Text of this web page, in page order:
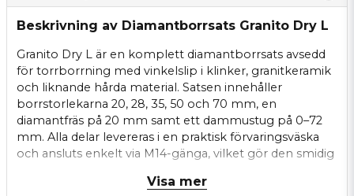
Beskrivning av Diamantborrsats Granito Dry L
Granito Dry L är en komplett diamantborrsats avsedd
för torrborrning med vinkelslip i klinker, granitkeramik
och liknande hårda material. Satsen innehåller
borrstorlekarna 20, 28, 35, 50 och 70 mm, en
diamantfräs på 20 mm samt ett dammustug på 0–72
mm. Alla delar levereras i en praktisk förvaringsväska
och ansluts enkelt via M14-gänga, vilket gör den smidig
Visa mer